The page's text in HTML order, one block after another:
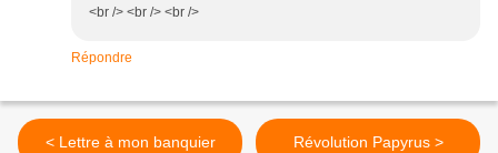
<br /> <br /> <br />
Répondre
< Lettre à mon banquier Révolution Papyrus >